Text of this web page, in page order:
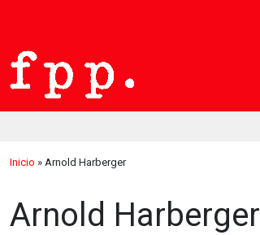
Inicio » Arnold Harberger
Arnold Harberger